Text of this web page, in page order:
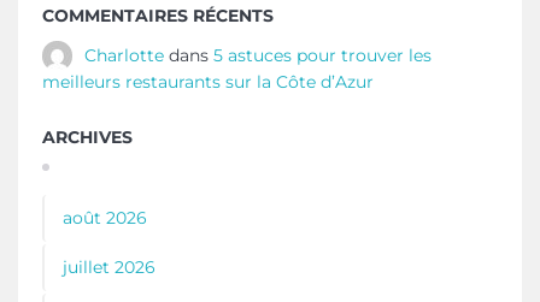
COMMENTAIRES RÉCENTS
Charlotte dans 5 astuces pour trouver les
meilleurs restaurants sur la Côte d’Azur
ARCHIVES
août 2026
juillet 2026